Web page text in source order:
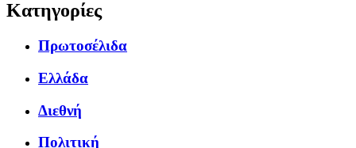
Κατηγορίες
Πρωτοσέλιδα
Ελλάδα
Διεθνή
Πολιτική